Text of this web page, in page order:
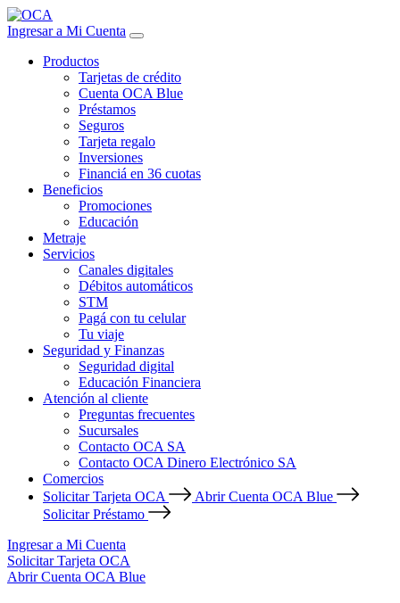
Ingresar a Mi Cuenta
Productos
Tarjetas de crédito
Cuenta OCA Blue
Préstamos
Seguros
Tarjeta regalo
Inversiones
Financiá en 36 cuotas
Beneficios
Promociones
Educación
Metraje
Servicios
Canales digitales
Débitos automáticos
STM
Pagá con tu celular
Tu viaje
Seguridad y Finanzas
Seguridad digital
Educación Financiera
Atención al cliente
Preguntas frecuentes
Sucursales
Contacto OCA SA
Contacto OCA Dinero Electrónico SA
Comercios
Solicitar Tarjeta OCA
Abrir Cuenta OCA Blue
Solicitar Préstamo
Ingresar a Mi Cuenta
Solicitar Tarjeta OCA
Abrir Cuenta OCA Blue